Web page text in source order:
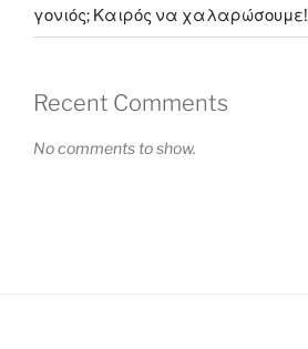
γονιός; Καιρός να χαλαρώσουμε!
Recent Comments
No comments to show.